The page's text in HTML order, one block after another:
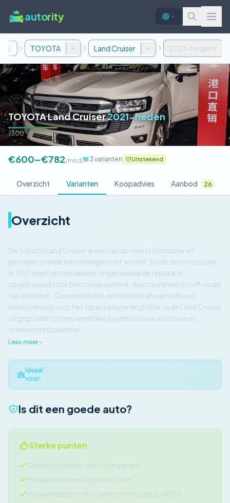
autority
TOYOTA Land Cruiser 2021-heden
TOYOTA Land Cruiser2021-heden
J300
€600–€782/mnd 3 varianten Uitstekend
Overzicht Varianten Koopadvies Aanbod 26
Overzicht
De Toyota Land Cruiser is een van de meest iconische en
gerespecteerde terreinwagens ter wereld. Sinds de introductie
in 1951 heeft dit model een ongeëvenaarde reputatie
opgebouwd voor betrouwbaarheid, duurzaamheid en off-road
capaciteiten. Oorspronkelijk ontwikkeld als een robuust
werkvoertuig voor het Japanse leger en politie, is de Land Cruiser
uitgegroeid tot een wereldwijd symbool van avontuur en
onverwoestbaarheid.
Lees meer
Ideaal
voor:
Is dit een goede auto?
Sterke punten
Significant lichter dan voorganger
Moderne en krachtige motoren
Geavanceerde off-road technologie (E-KDSS)